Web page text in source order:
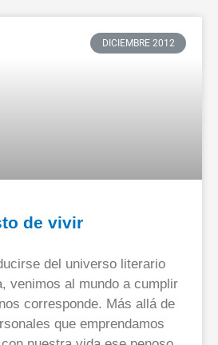
DICIEMBRE 2012
de vivir
del universo literario
venimos al mundo a cumplir
corresponde. Más allá de
que emprendamos